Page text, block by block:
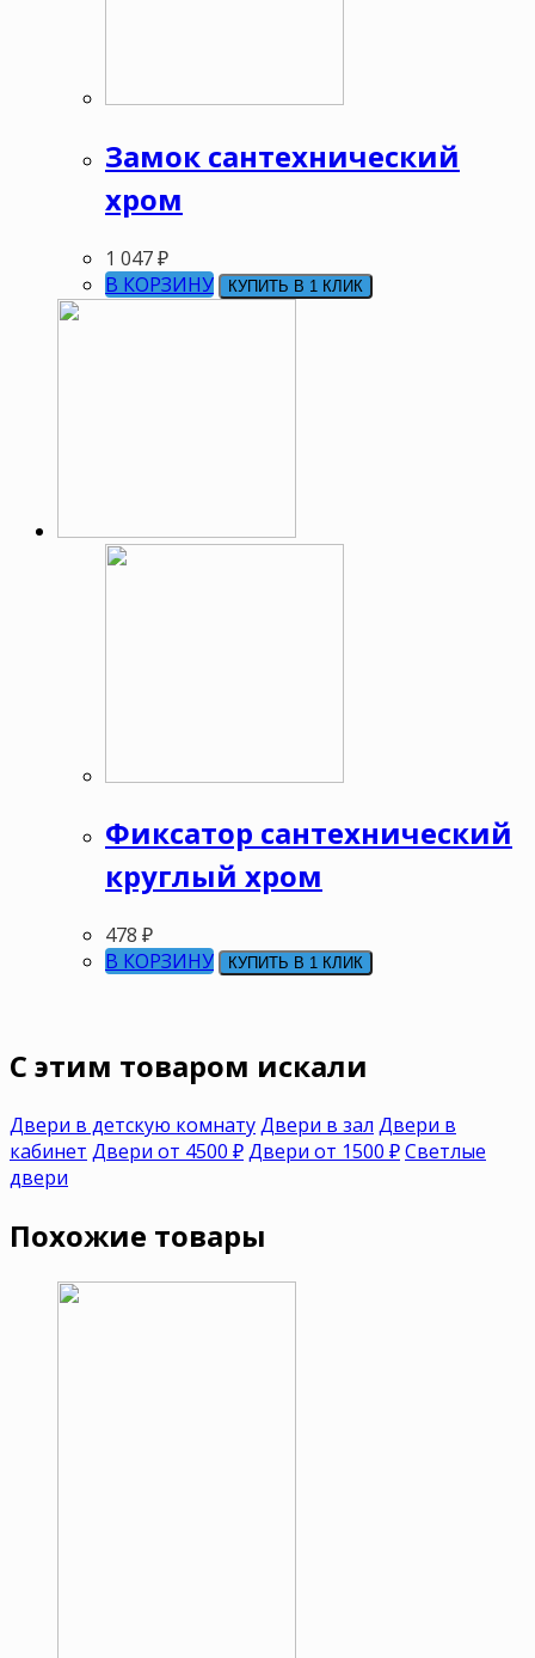
Замок сантехнический
хром
1 047₽
В КОРЗИНУ
КУПИТЬ В 1 КЛИК
Фиксатор сантехнический
круглый хром
478 ₽
В КОРЗИНУ
КУПИТЬ В 1 КЛИК
C этим товаром искали
Двери в детскую комнатуДвери в зал Двери в
кабинет Двери от 4500 ₽Двери от 1500 ₽Светлые
двери
Похожие товары